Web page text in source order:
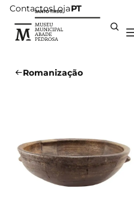
ContactosLojaPT
Romanização